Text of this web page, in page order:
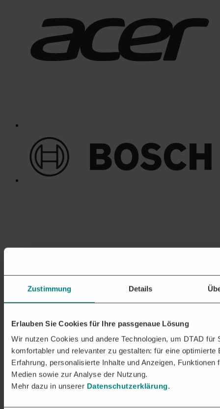
Zustimmung Details
Erlauben Sie Cookies für Ihre passgenaue Lösung
Wir nutzen Cookies und andere Technologien, um DTAD für
komfortabler und relevanter zu gestalten: für eine optimierte
Erfahrung, personalisierte Inhalte und Anzeigen, Funktionen
Medien sowie zur Analyse der Nutzung.
Mehr dazu in unserer Datenschutzerklärung.